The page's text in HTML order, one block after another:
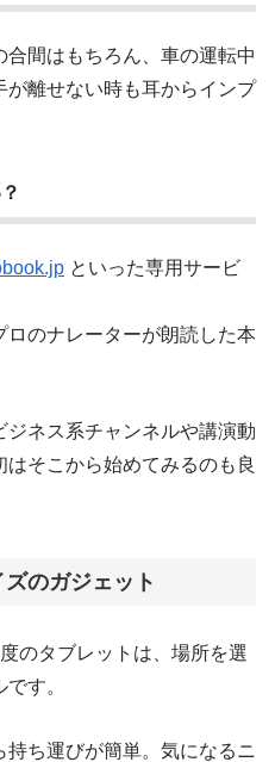
間はもちろん、車の運転中
離せない時も耳からインプ
といった専用サービ
ロのナレーターが朗読した本
ジネス系チャンネルや講演動
そこから始めてみるのも良
のガジェット
のタブレットは、場所を選
す。
ち運びが簡単。気になるニ